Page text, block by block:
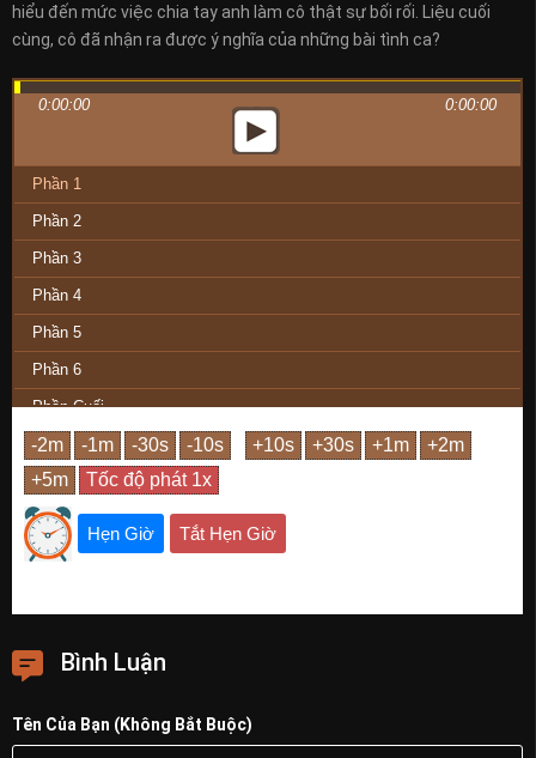
hiểu đến mức việc chia tay anh làm cô thật sự bối rối. Liệu cuối
cùng, cô đã nhận ra được ý nghĩa của những bài tình ca?
0:00:00 0:00:00
Phần 1
Phần 2
Phần 3
Phần 4
Phần 5
Phần 6
Phần Cuối
Hẹn Giờ Tắt Hẹn Giờ
Bình Luận
Tên Của Bạn (Không Bắt Buộc)